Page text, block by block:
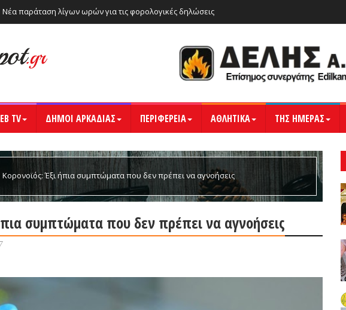
Νέα παράταση λίγων ωρών για τις φορολογικές δηλώσεις
TV ΔΗΜΟΙ ΑΡΚΑΔΙΑΣ ΠΕΡΙΦΕΡΕΙΑ ΑΘΛΗΤΙΚΑ ΤΗΣ ΗΜΕΡΑΣ
Κορονοϊός: Έξι ήπια συμπτώματα που δεν πρέπει να αγνοήσεις
συμπτώματα που δεν πρέπει να αγνοήσεις